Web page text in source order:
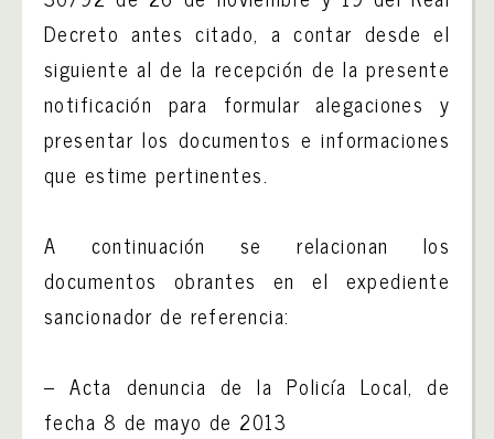
Decreto antes citado, a contar desde el
siguiente al de la recepción de la presente
notificación para formular alegaciones y
presentar los documentos e informaciones
que estime pertinentes.
A continuación se relacionan los
documentos obrantes en el expediente
sancionador de referencia:
– Acta denuncia de la Policía Local, de
fecha 8 de mayo de 2013